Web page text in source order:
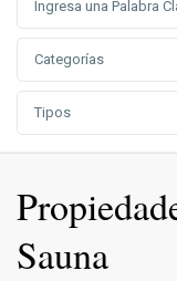
Categorías
Tipos
Sauna